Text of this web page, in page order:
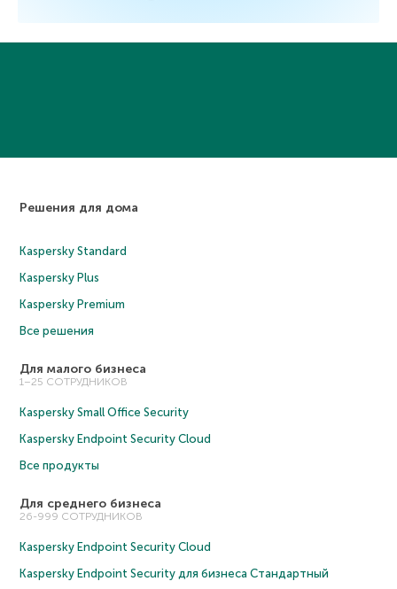
Решения для дома
Kaspersky Standard
Kaspersky Plus
Kaspersky Premium
Все решения
Для малого бизнеса
1–25 СОТРУДНИКОВ
Kaspersky Small Office Security
Kaspersky Endpoint Security Cloud
Все продукты
Для среднего бизнеса
26-999 СОТРУДНИКОВ
Kaspersky Endpoint Security Cloud
Kaspersky Endpoint Security для бизнеса Cтандартный